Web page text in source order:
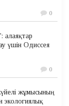
0
алаяқтар
үшін Одиссея
0
жұмысының
экологиялық